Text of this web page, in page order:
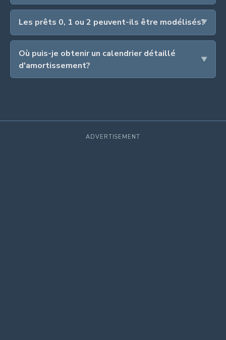
Les prêts 0, 1 ou 2 peuvent-ils être modélisés?
Où puis-je obtenir un calendrier détaillé
d'amortissement?
ADVERTISEMENT